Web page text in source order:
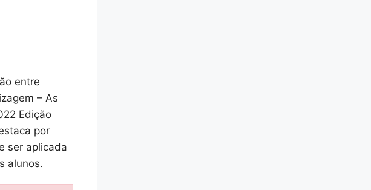
entre
– As
Edição
por
ser aplicada
alunos.